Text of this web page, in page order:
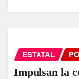
ESTATAL
Impulsan la